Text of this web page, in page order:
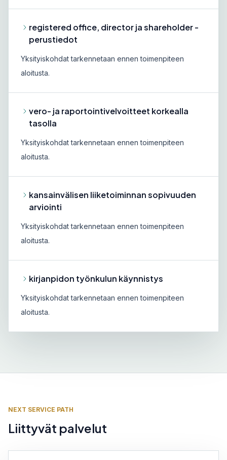
registered office, director ja shareholder -
perustiedot
Yksityiskohdat tarkennetaan ennen toimenpiteen
aloitusta.
vero- ja raportointivelvoitteet korkealla
tasolla
Yksityiskohdat tarkennetaan ennen toimenpiteen
aloitusta.
kansainvälisen liiketoiminnan sopivuuden
arviointi
Yksityiskohdat tarkennetaan ennen toimenpiteen
aloitusta.
kirjanpidon työnkulun käynnistys
Yksityiskohdat tarkennetaan ennen toimenpiteen
aloitusta.
NEXT SERVICE PATH
Liittyvät palvelut